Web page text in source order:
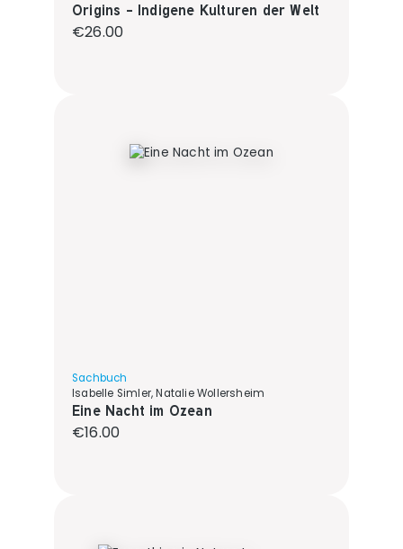
Origins - Indigene Kulturen der Welt
Regular price:
€26.00
Sachbuch
Isabelle Simler, Natalie Wollersheim
Eine Nacht im Ozean
Regular price:
€16.00